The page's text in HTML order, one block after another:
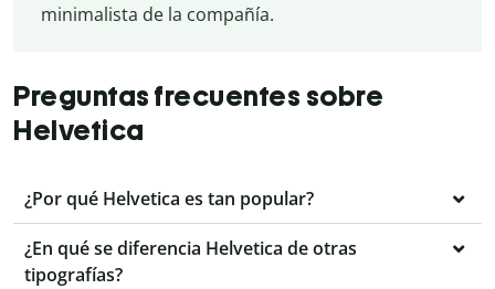
minimalista de la compañía.
Preguntas frecuentes sobre
Helvetica
¿Por qué Helvetica es tan popular?
¿En qué se diferencia Helvetica de otras
tipografías?